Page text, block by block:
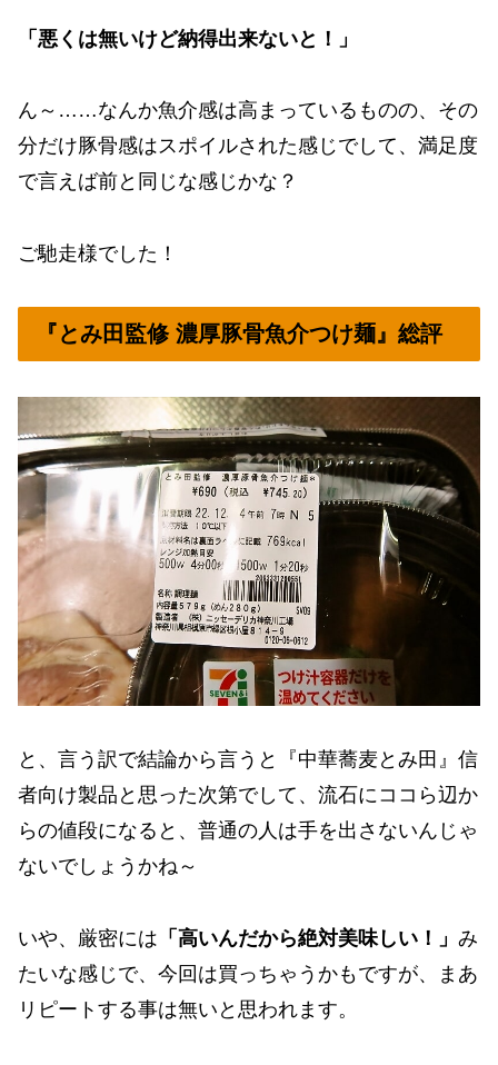
「悪くは無いけど納得出来ないと！」
ん～……なんか魚介感は高まっているものの、その
分だけ豚骨感はスポイルされた感じでして、満足度
で言えば前と同じな感じかな？
ご馳走様でした！
『とみ田監修 濃厚豚骨魚介つけ麺』総評
と、言う訳で結論から言うと『中華蕎麦とみ田』信
者向け製品と思った次第でして、流石にココら辺か
らの値段になると、普通の人は手を出さないんじゃ
ないでしょうかね～
いや、厳密には 「高いんだから絶対美味しい！」 み
たいな感じで、今回は買っちゃうかもですが、まあ
リピートする事は無いと思われます。